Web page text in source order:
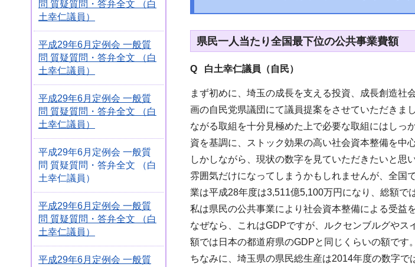
問 質疑質問・答弁全文 （白
土幸仁議員）
平成29年6月定例会 一般質
問 質疑質問・答弁全文 （白
土幸仁議員）
平成29年6月定例会 一般質
問 質疑質問・答弁全文 （白
土幸仁議員）
平成29年6月定例会 一般質
問 質疑質問・答弁全文 （白
土幸仁議員）
平成29年6月定例会 一般質
問 質疑質問・答弁全文 （白
土幸仁議員）
平成29年6月定例会 一般質
県民一人当たり全国最下位の公共事業費額
Q 白土幸仁議員（自民）
まず初めに、埼玉の成長を支える投資、成長創造
画の自民党県議団にて議員提案をさせていただきま
ながる取組を十分見極めた上で必要な取組にはしっ
資を基調に、ストック効果の高い社会資本整備を中
しかしながら、現状の数字を見ていただきたいと思
雰囲気だけになってしまうかもしれませんが、全国
業は平成28年度は3,511億5,100万円になり、総額で
私は県民の公共事業により社会資本整備による受益
なぜなら、これはGDPですが、ルクセンブルグや
額では日本の都道府県のGDPと同じくらいの額です
ちなみに、埼玉県の県民総生産は2014年度の数字